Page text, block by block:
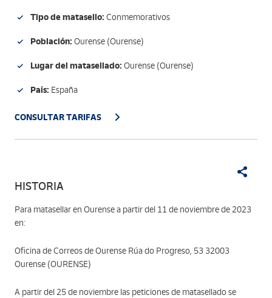
Tipo de matasello: Conmemorativos
Población: Ourense (Ourense)
Lugar del matasellado: Ourense (Ourense)
País: España
CONSULTAR TARIFAS
HISTORIA
Para matasellar en Ourense a partir del 11 de noviembre de 2023
en:
Oficina de Correos de Ourense Rúa do Progreso, 53 32003
Ourense (OURENSE)
A partir del 25 de noviembre las peticiones de matasellado se